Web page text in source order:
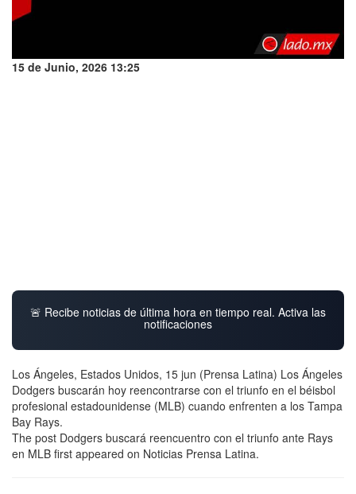
15 de Junio, 2026 13:25
🚨 Recibe noticias de última hora en tiempo real. Activa las
notificaciones
Los Ángeles, Estados Unidos, 15 jun (Prensa Latina) Los Ángeles
Dodgers buscarán hoy reencontrarse con el triunfo en el béisbol
profesional estadounidense (MLB) cuando enfrenten a los Tampa
Bay Rays.
The post Dodgers buscará reencuentro con el triunfo ante Rays
en MLB first appeared on Noticias Prensa Latina.